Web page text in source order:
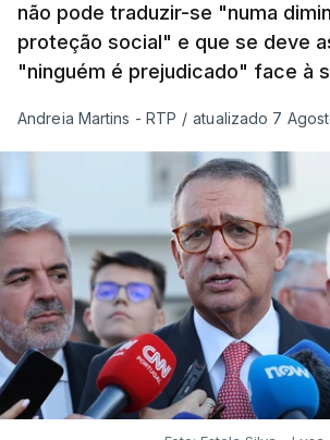
não pode traduzir-se "numa
proteção social" e que se deve
"ninguém é prejudicado" face à
Andreia Martins - RTP / atualizado 7